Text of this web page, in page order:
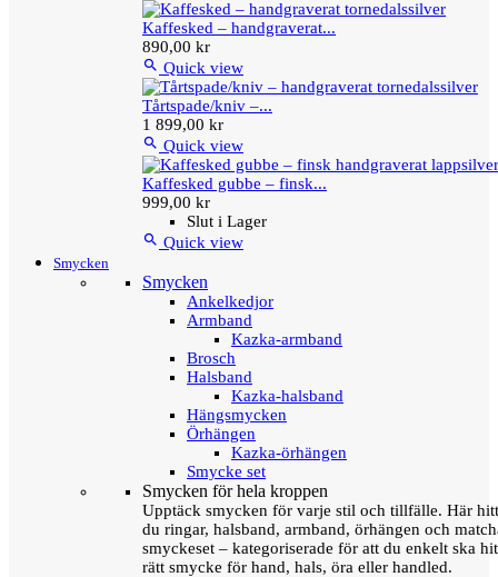
Kaffesked – handgraverat...
890,00 kr
 Quick view
Tårtspade/kniv –...
1 899,00 kr
 Quick view
Kaffesked gubbe – finsk...
999,00 kr
Slut i Lager
 Quick view
Smycken
Smycken
Ankelkedjor
Armband
Kazka-armband
Brosch
Halsband
Kazka-halsband
Hängsmycken
Örhängen
Kazka-örhängen
Smycke set
Smycken för hela kroppen
Upptäck smycken för varje stil och tillfälle. Här
du ringar, halsband, armband, örhängen och
smyckeset – kategoriserade för att du enkelt ska
rätt smycke för hand, hals, öra eller handled.